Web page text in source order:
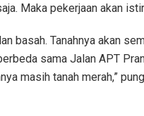
Maka pekerjaan akan
basah. Tanahnya akan
sama Jalan APT
masih tanah merah,”